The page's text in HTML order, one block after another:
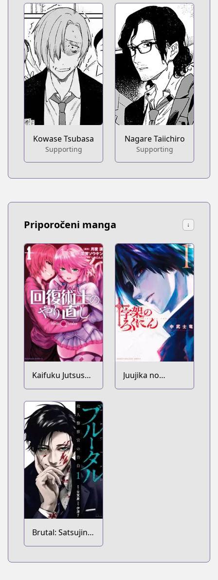
Kowase Tsubasa
Supporting
Nagare Taiichiro
Supporting
Priporočeni manga ↓
Kaifuku Jutsushi
no Yarinaoshi
Juujika no
Rokunin
Brutal: Satsujin
Keisatsukan no